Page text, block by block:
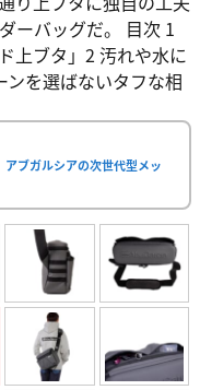
ーバッグだ。 目次 1
上ブタ」2 汚れや水に
ンを選ばないタフな相
ブガルシアの次世代型メッ